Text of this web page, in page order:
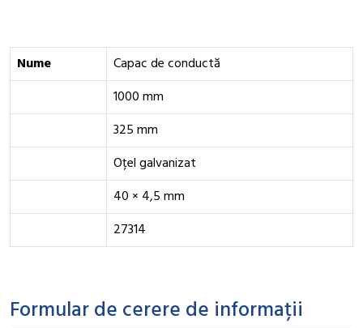
Nume
Capac de conductă
1000 mm
325 mm
Oțel galvanizat
40 × 4,5 mm
27314
Formular de cerere de informații